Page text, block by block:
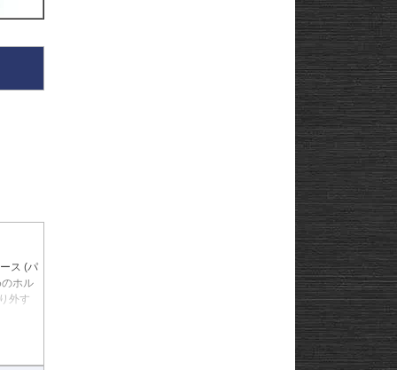
ス (パ
ホル
外す
せた2